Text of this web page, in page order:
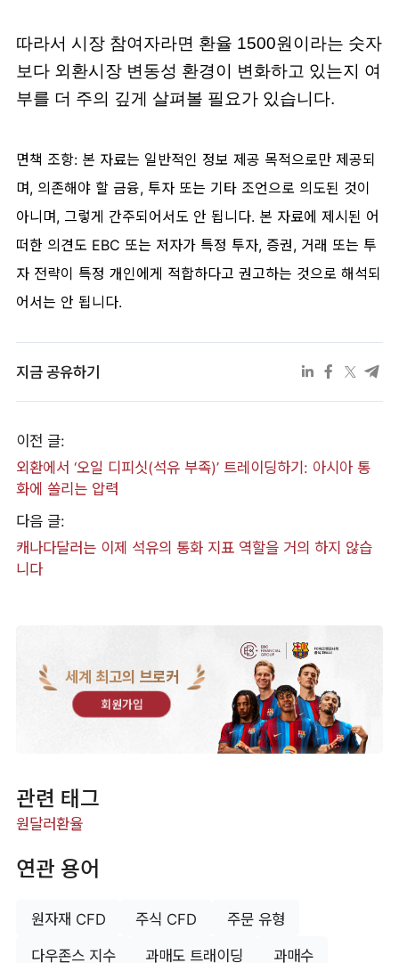
따라서 시장 참여자라면 환율 1500원이라는 숫자
보다 외환시장 변동성 환경이 변화하고 있는지 여
부를 더 주의 깊게 살펴볼 필요가 있습니다.
면책 조항: 본 자료는 일반적인 정보 제공 목적으로만 제공되
며, 의존해야 할 금융, 투자 또는 기타 조언으로 의도된 것이
아니며, 그렇게 간주되어서도 안 됩니다. 본 자료에 제시된 어
떠한 의견도 EBC 또는 저자가 특정 투자, 증권, 거래 또는 투
자 전략이 특정 개인에게 적합하다고 권고하는 것으로 해석되
어서는 안 됩니다.
지금 공유하기
이전 글:
외환에서 ‘오일 디피싯(석유 부족)’ 트레이딩하기: 아시아 통
화에 쏠리는 압력
다음 글:
캐나다달러는 이제 석유의 통화 지표 역할을 거의 하지 않습
니다
세계 최고의 브로커
회원가입
관련 태그
원달러환율
연관 용어
원자재 CFD 주식 CFD 주문 유형
다우존스 지수 과매도 트래이딩 과매수